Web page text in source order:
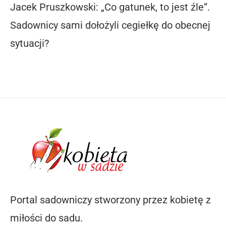
Jacek Pruszkowski: „Co gatunek, to jest źle”.
Sadownicy sami dołożyli cegiełkę do obecnej
sytuacji?
Portal sadowniczy stworzony przez kobietę z
miłości do sadu.